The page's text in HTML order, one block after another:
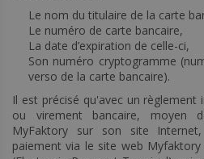
Le nom du titulaire de la carte
Le numéro de carte bancaire,
La date d’expiration de celle-ci,
Son numéro cryptogramme
verso de la carte bancaire).
Il est précisé qu'avec un
ou virement bancaire, moyen
MyFaktory sur son site
paiement via le site web